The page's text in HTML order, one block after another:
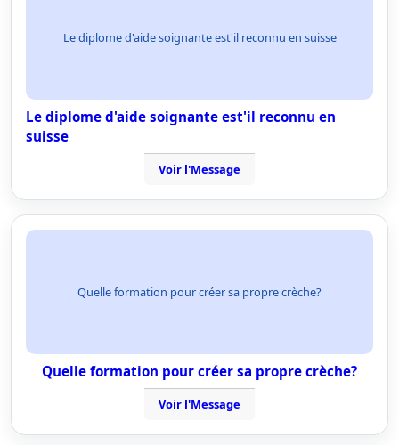
Le diplome d'aide soignante est'il reconnu en suisse
Le diplome d'aide soignante est'il reconnu en
suisse
Voir l'Message
Quelle formation pour créer sa propre crèche?
Quelle formation pour créer sa propre crèche?
Voir l'Message